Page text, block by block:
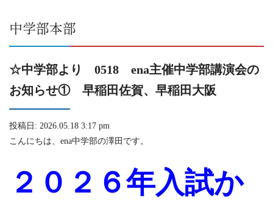
中学部本部
☆中学部より 0518 ena主催中学部講演会の
お知らせ① 早稲田佐賀、早稲田大阪
投稿日: 2026.05.18 3:17 pm
こんにちは、ena中学部の澤田です。
２０２６年入試か